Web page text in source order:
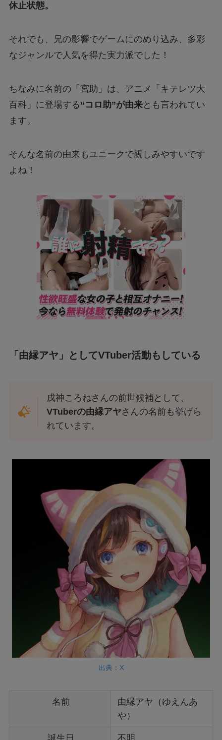
休止状態。
それでも、兄の影響でゲームにのめり込み、多彩
なジャンルで人気を得た実力派でした！
ちなみに名前の「宮助」は、アニメ「キテレツ大
百科」に登場する“コロ助”が由来とも言われてい
ます。
そんな名前の由来もユニークで親しみやすいです
よね！
「由縁アヤ」としてVTuber活動もしている
戌神ころねさんの前世候補として、
VTuberの由縁アヤさんの名前も挙げら
れています。
出典：X
名前
由縁アヤ（ゆえんあ
や）